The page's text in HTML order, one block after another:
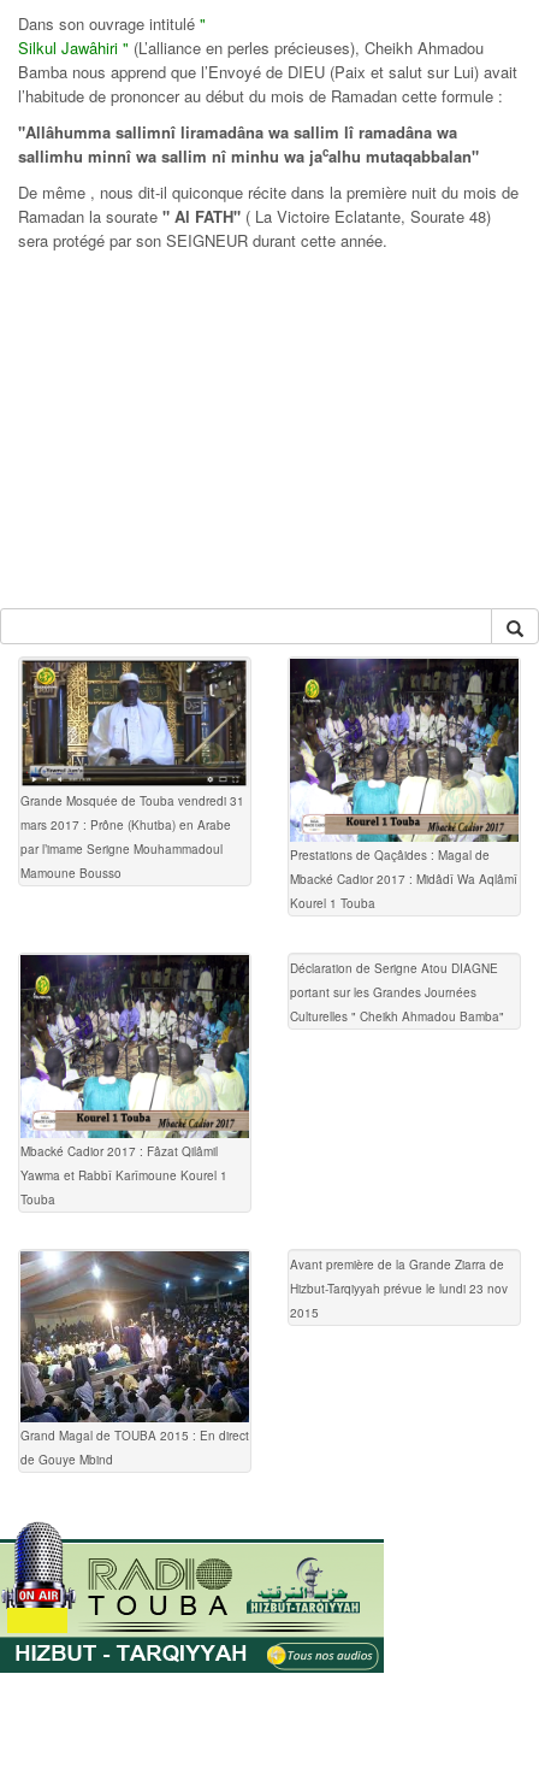
Dans son ouvrage intitulé "
Silkul Jawâhiri " (L’alliance en perles précieuses), Cheikh Ahmadou
Bamba nous apprend que l’Envoyé de DIEU (Paix et salut sur Lui) avait
l’habitude de prononcer au début du mois de Ramadan cette formule :
"Allâhumma sallimnî liramadâna wa sallim lî ramadâna wa
sallimhu minnî wa sallim nî minhu wa jacalhu mutaqabbalan"
De même , nous dit-il quiconque récite dans la première nuit du mois de
Ramadan la sourate " Al FATH" ( La Victoire Eclatante, Sourate 48)
sera protégé par son SEIGNEUR durant cette année.
Grande Mosquée de Touba vendredi 31
mars 2017 : Prône (Khutba) en Arabe
par l’imame Serigne Mouhammadoul
Mamoune Bousso
Prestations de Qaçâides : Magal de
Mbacké Cadior 2017 : Midâdî Wa Aqlâmî
Kourel 1 Touba
Mbacké Cadior 2017 : Fâzat Qilâmil
Yawma et Rabbî Karîmoune Kourel 1
Touba
Déclaration de Serigne Atou DIAGNE
portant sur les Grandes Journées
Culturelles " Cheikh Ahmadou Bamba"
Grand Magal de TOUBA 2015 : En direct
de Gouye Mbind
Avant première de la Grande Ziarra de
Hizbut-Tarqiyyah prévue le lundi 23 nov
2015